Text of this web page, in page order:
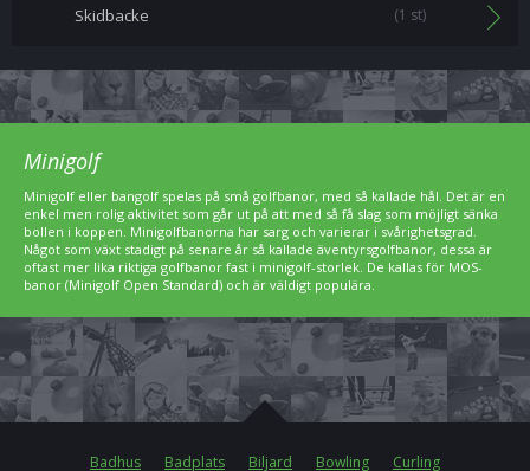
Skidbacke (1 st)
Minigolf
Minigolf eller bangolf spelas på små golfbanor, med så kallade hål. Det är en
enkel men rolig aktivitet som går ut på att med så få slag som möjligt sänka
bollen i koppen. Minigolfbanorna har sarg och varierar i svårighetsgrad.
Något som växt stadigt på senare år så kallade äventyrsgolfbanor, dessa är
oftast mer lika riktiga golfbanor fast i minigolf-storlek. De kallas för MOS-
banor (Minigolf Open Standard) och är väldigt populära.
Badhus Badplats Biljard Bowling Curling